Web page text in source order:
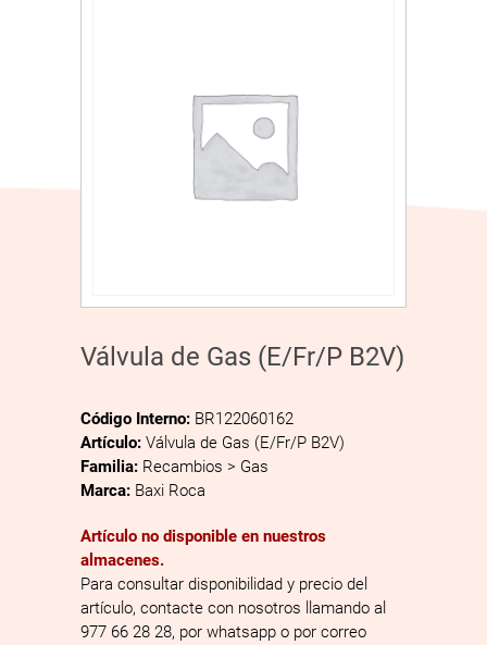
Válvula de Gas (E/Fr/P B2V)
Código Interno: BR122060162
Artículo: Válvula de Gas (E/Fr/P B2V)
Familia: Recambios > Gas
Marca: Baxi Roca
Artículo no disponible en nuestros
almacenes.
Para consultar disponibilidad y precio del
artículo, contacte con nosotros llamando al
977 66 28 28, por whatsapp o por correo